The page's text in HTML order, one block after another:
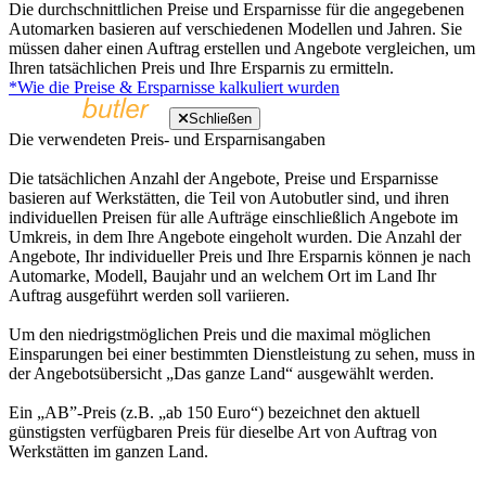
Die durchschnittlichen Preise und Ersparnisse für die angegebenen
Automarken basieren auf verschiedenen Modellen und Jahren. Sie
müssen daher einen Auftrag erstellen und Angebote vergleichen, um
Ihren tatsächlichen Preis und Ihre Ersparnis zu ermitteln.
*Wie die Preise & Ersparnisse kalkuliert wurden
Schließen
Die verwendeten Preis- und Ersparnisangaben
Die tatsächlichen Anzahl der Angebote, Preise und Ersparnisse
basieren auf Werkstätten, die Teil von Autobutler sind, und ihren
individuellen Preisen für alle Aufträge einschließlich Angebote im
Umkreis, in dem Ihre Angebote eingeholt wurden. Die Anzahl der
Angebote, Ihr individueller Preis und Ihre Ersparnis können je nach
Automarke, Modell, Baujahr und an welchem Ort im Land Ihr
Auftrag ausgeführt werden soll variieren.
Um den niedrigstmöglichen Preis und die maximal möglichen
Einsparungen bei einer bestimmten Dienstleistung zu sehen, muss in
der Angebotsübersicht „Das ganze Land“ ausgewählt werden.
Ein „AB”-Preis (z.B. „ab 150 Euro“) bezeichnet den aktuell
günstigsten verfügbaren Preis für dieselbe Art von Auftrag von
Werkstätten im ganzen Land.